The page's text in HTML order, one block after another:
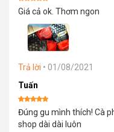
Được xếp
hạng55
Giá cả ok. Thơm ngon
Trả lời • 01/08/2021
Tuấn
Được xếp
hạng5 5
sao
Đúng gu mình thích! Cà
shop dài dài luôn